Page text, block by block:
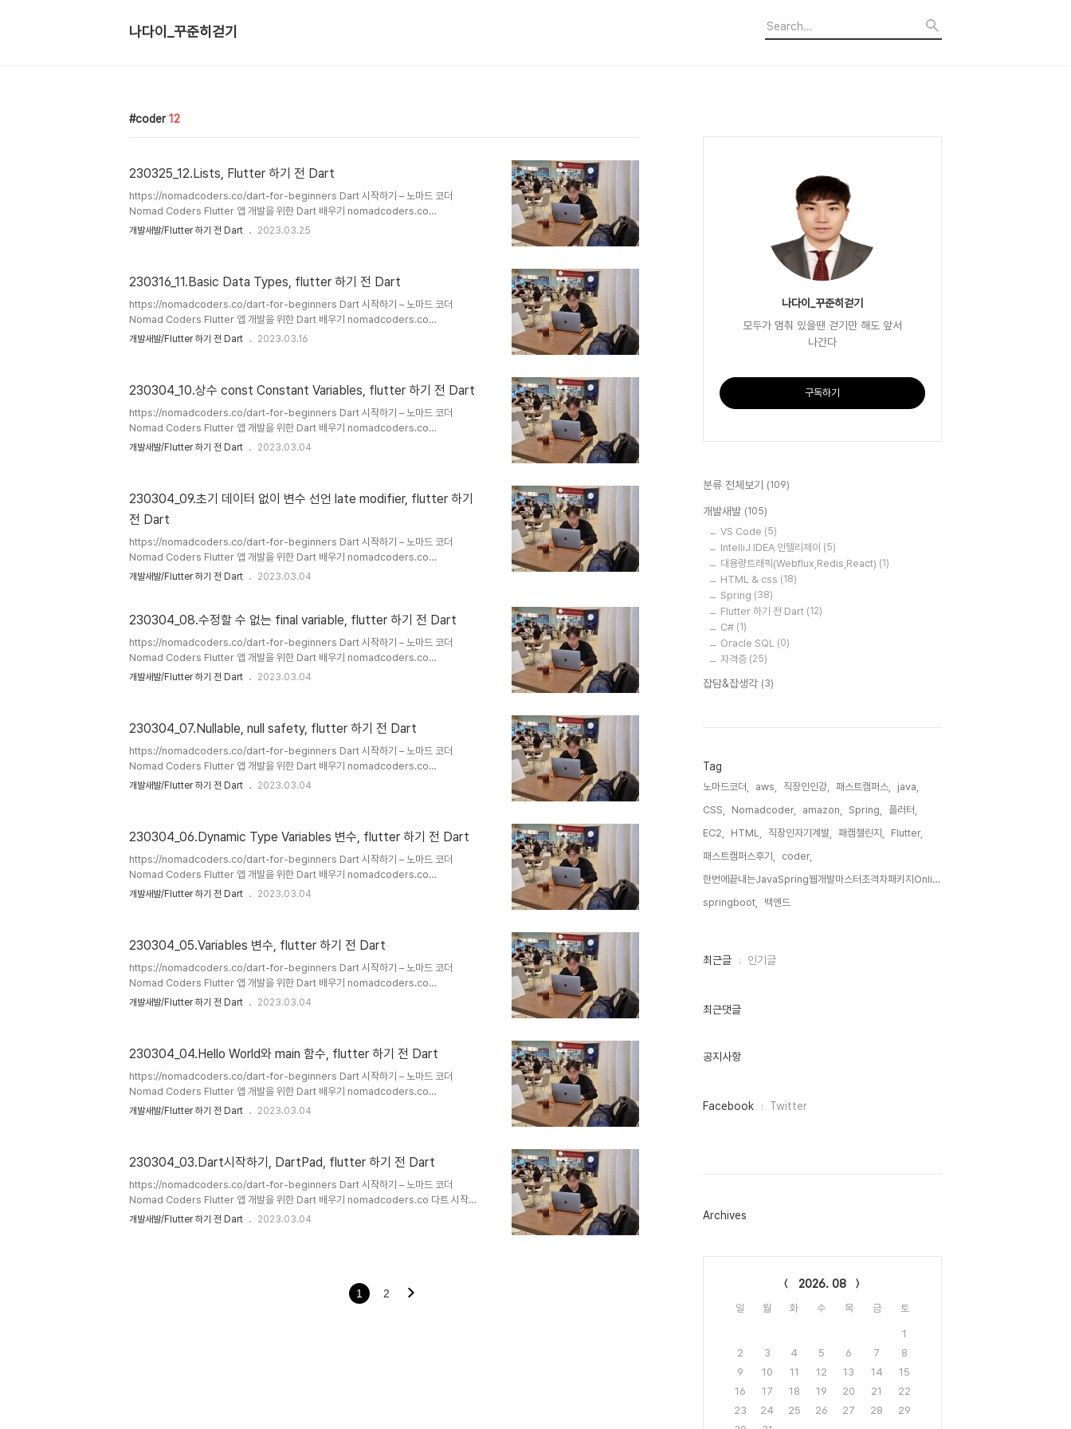
나다이_꾸준히걷기
coder 12
230325_12.Lists, Flutter 하기 전 Dart
https://nomadcoders.co/dart-for-beginners Dart 시작하기 – 노마드 코더
Nomad Coders Flutter 앱 개발을 위한 Dart 배우기 nomadcoders.co
https://dartpad.dev DartPad dartpad.dev List 타입 1. 다음과 같이 여러 형태로 선
시 class로서 여러 기능 메소드들을 변수명을 통해 사..
개발새발/Flutter 하기 전 Dart 2023.03.25
230316_11.Basic Data Types, flutter 하기 전 Dart
https://nomadcoders.co/dart-for-beginners Dart 시작하기 – 노마드 코더
Nomad Coders Flutter 앱 개발을 위한 Dart 배우기 nomadcoders.co
https://dartpad.dev DartPad dartpad.dev 1. Dart의 기본 데이터 타입은 object로
수에는 정수/실수 모두 할당 가능하다. --> class로 이루어진 데이터타입의..
개발새발/Flutter 하기 전 Dart 2023.03.16
230304_10.상수 const Constant Variables, flutter 하기 전 Dart
https://nomadcoders.co/dart-for-beginners Dart 시작하기 – 노마드 코더
Nomad Coders Flutter 앱 개발을 위한 Dart 배우기 nomadcoders.co
https://dartpad.dev DartPad dartpad.dev 1. Dart의 const는 javascript나
러 발생 3. 앱에서 사용할 상수들이 있다면 사용하기 ..
개발새발/Flutter 하기 전 Dart 2023.03.04
230304_09.초기 데이터 없이 변수 선언 late modifier, flutter 하기
전 Dart
https://nomadcoders.co/dart-for-beginners Dart 시작하기 – 노마드 코더
Nomad Coders Flutter 앱 개발을 위한 Dart 배우기 nomadcoders.co
https://dartpad.dev DartPad dartpad.dev 1. late는 final이나 var 앞에 붙여줄 수
다
개발새발/Flutter 하기 전 Dart 2023.03.04
230304_08.수정할 수 없는 final variable, flutter 하기 전 Dart
https://nomadcoders.co/dart-for-beginners Dart 시작하기 – 노마드 코더
Nomad Coders Flutter 앱 개발을 위한 Dart 배우기 nomadcoders.co
https://dartpad.dev DartPad dartpad.dev 1. var 대신 final로 선언하면 변수는 최
개발새발/Flutter 하기 전 Dart 2023.03.04
230304_07.Nullable, null safety, flutter 하기 전 Dart
https://nomadcoders.co/dart-for-beginners Dart 시작하기 – 노마드 코더
Nomad Coders Flutter 앱 개발을 위한 Dart 배우기 nomadcoders.co
https://dartpad.dev DartPad dartpad.dev 1. Null safety : 개발자가 null 값을 참
이때는 dart에서 해당 변수가 null이 가능함을 알려준다. 따라..
개발새발/Flutter 하기 전 Dart 2023.03.04
230304_06.Dynamic Type Variables 변수, flutter 하기 전 Dart
https://nomadcoders.co/dart-for-beginners Dart 시작하기 – 노마드 코더
Nomad Coders Flutter 앱 개발을 위한 Dart 배우기 nomadcoders.co
https://dartpad.dev DartPad dartpad.dev 1. Dynamic type variable 다이나믹
아니라 최초 데이터 타입이 되어버림. 선언만 하고 초기화는 안해야 dynamic 타입이 된
다..
개발새발/Flutter 하기 전 Dart 2023.03.04
230304_05.Variables 변수, flutter 하기 전 Dart
https://nomadcoders.co/dart-for-beginners Dart 시작하기 – 노마드 코더
Nomad Coders Flutter 앱 개발을 위한 Dart 배우기 nomadcoders.co
https://dartpad.dev DartPad dartpad.dev 1. var (1) var 선언시 변수는 자동으로
'HY'; } 2. 명시적인 변수의 타입으로도 지..
개발새발/Flutter 하기 전 Dart 2023.03.04
230304_04.Hello World와 main 함수, flutter 하기 전 Dart
https://nomadcoders.co/dart-for-beginners Dart 시작하기 – 노마드 코더
Nomad Coders Flutter 앱 개발을 위한 Dart 배우기 nomadcoders.co
https://dartpad.dev DartPad dartpad.dev 1. main 함수는 모든 Dart프로그램의
하는 기능이 있어서 반드시 신경쓸 것! 4. void main() { print('..
개발새발/Flutter 하기 전 Dart 2023.03.04
230304_03.Dart시작하기, DartPad, flutter 하기 전 Dart
https://nomadcoders.co/dart-for-beginners Dart 시작하기 – 노마드 코더
Nomad Coders Flutter 앱 개발을 위한 Dart 배우기 nomadcoders.co 다트 시작하
기 1. 다트를 시작하기 위해선 뭘 설치할 필요가 없다! https://dartpad.dev DartPad
개발새발/Flutter 하기 전 Dart 2023.03.04
1 2
나다이_꾸준히걷기
모두가 멈춰 있을땐 걷기만 해도 앞서
나간다
구독하기
분류 전체보기 (109)
개발새발 (105)
VS Code (5)
IntelliJ IDEA 인텔리제이 (5)
대용량트래픽(Webflux,Redis,React) (1)
HTML & css (18)
Spring (38)
Flutter 하기 전 Dart (12)
C# (1)
Oracle SQL (0)
자격증 (25)
잡담&잡생각 (3)
Tag
노마드코더, aws, 직장인인강, 패스트캠퍼스,
java,
CSS,
Nomadcoder, amazon, Spring,
플러터,
EC2,
HTML, 직장인자기계발, 패캠챌린지,
Flutter,
패스트캠퍼스후기,
coder,
한번에끝내는JavaSpring웹개발마스터초격차패키지Online,
springboot,
백엔드,
최
인
최근글 인기글
최근댓글
공지사항
페
그
Facebook Twitter
Archives
2026. 08
일 월 화 수 목 금 토
1
2
3 4 5 6 7
8
9
10 11 12 13 14
15
16
17 18 19 20 21
22
23
24 25 26 27 28
29